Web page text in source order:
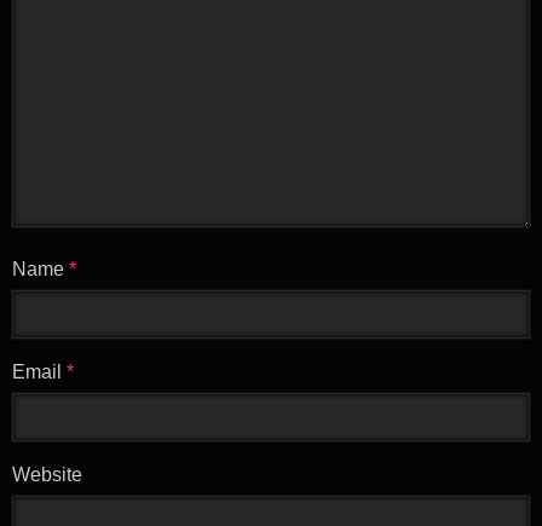
Name *
Email *
Website